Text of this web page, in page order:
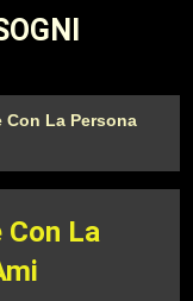
Con La Persona
La